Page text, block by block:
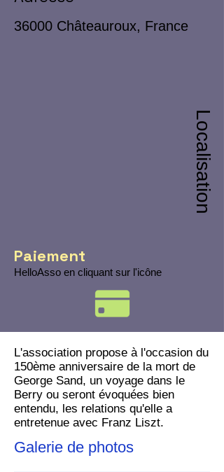
36000 Châteauroux, France
Localisation
Paiement
HelloAsso en cliquant sur l'icône
L'association propose à l'occasion du
150ème anniversaire de la mort de
George Sand, un voyage dans le
Berry ou seront évoquées bien
entendu, les relations qu'elle a
entretenue avec Franz Liszt.
Galerie de photos